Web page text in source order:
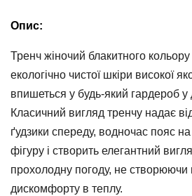
Жіночі
комбінезони
Шорти
Піжами
Опис:
Тренч жіночий блакитного кольору
екологічно чистої шкіри високої
впишеться у будь-який гардероб у
Класичний вигляд тренчу надає
ґудзики спереду, водночас пояс на
фігуру і створить елегантний
прохолодну погоду, не створюючи
дискомфорту в теплу.